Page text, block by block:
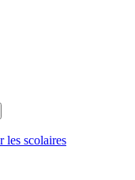
les scolaires